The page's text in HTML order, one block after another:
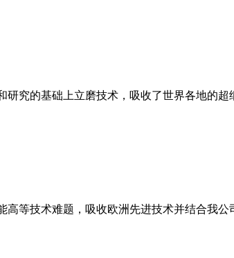
究的基础上立磨技术，吸收了世界各地的
等技术难题，吸收欧洲先进技术并结合我